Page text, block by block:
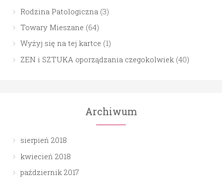
Rodzina Patologiczna(3)
Towary Mieszane (64)
Wyżyj się na tej kartce (1)
ZEN i SZTUKA oporządzania czegokolwiek(40)
Archiwum
sierpień 2018
kwiecień 2018
październik 2017